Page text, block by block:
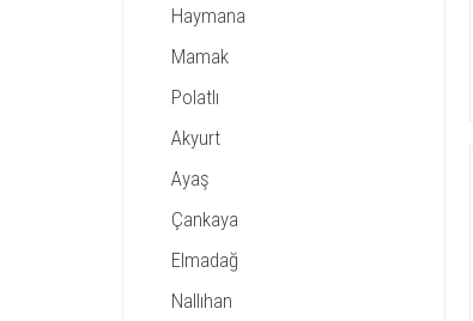
Haymana
Mamak
Polatlı
Akyurt
Ayaş
Çankaya
Elmadağ
Nallıhan